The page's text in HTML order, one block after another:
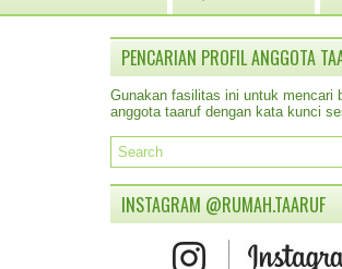
PENCARIAN PROFIL ANGGOTA
Gunakan fasilitas ini untuk mencari
anggota taaruf dengan kata kunci
INSTAGRAM @RUMAH.TAARUF